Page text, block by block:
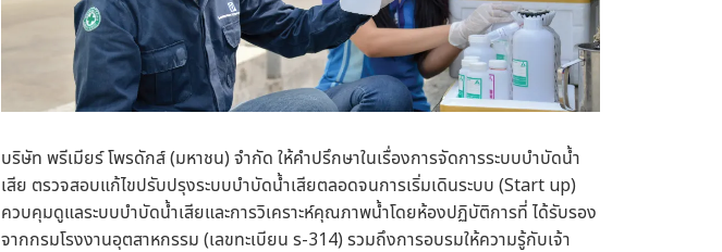
บริษัท พรีเมียร์ โพรดักส์ (มหาชน) จำกัด ให้คำปรึกษาในเรื่องการจัดการระบบบำบัดน้ำ
เสีย ตรวจสอบแก้ไขปรับปรุงระบบบำบัดน้ำเสียตลอดจนการเริ่มเดินระบบ (Start up)
ควบคุมดูแลระบบบำบัดน้ำเสียและการวิเคราะห์คุณภาพน้ำโดยห้องปฏิบัติการที่ ได้รับรอง
จากกรมโรงงานอุตสาหกรรม (เลขทะเบียน ร-314) รวมถึงการอบรมให้ความรู้กับเจ้า